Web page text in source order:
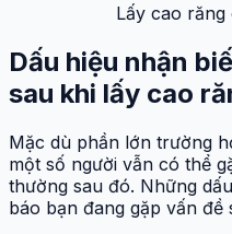
Lấy cao
Dấu hiệu nhận
sau khi lấy cao
Mặc dù phần lớn trường
một số người vẫn có thể
thường sau đó. Những
báo bạn đang gặp vấn đề